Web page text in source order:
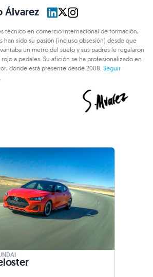
Álvarez
técnico en comercio internacional de formación,
han sido su pasión (incluso obsesión) desde que
un metro del suelo y sus padres le regalaron
rojo a pedales. Su afición se ha profesionalizado en
donde está presente desde 2008.Seguir